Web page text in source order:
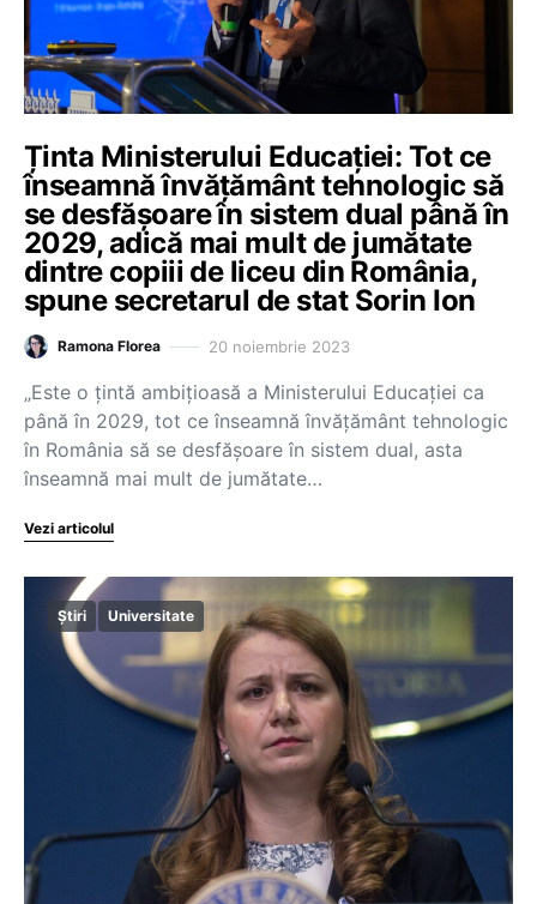
Ținta Ministerului Educației: Tot ce
înseamnă învățământ tehnologic să
se desfășoare în sistem dual până în
2029, adică mai mult de jumătate
dintre copiii de liceu din România,
spune secretarul de stat Sorin Ion
Ramona Florea 20 noiembrie 2023
„Este o țintă ambițioasă a Ministerului Educației ca
până în 2029, tot ce înseamnă învățământ tehnologic
în România să se desfășoare în sistem dual, asta
înseamnă mai mult de jumătate…
Vezi articolul
Știri Universitate